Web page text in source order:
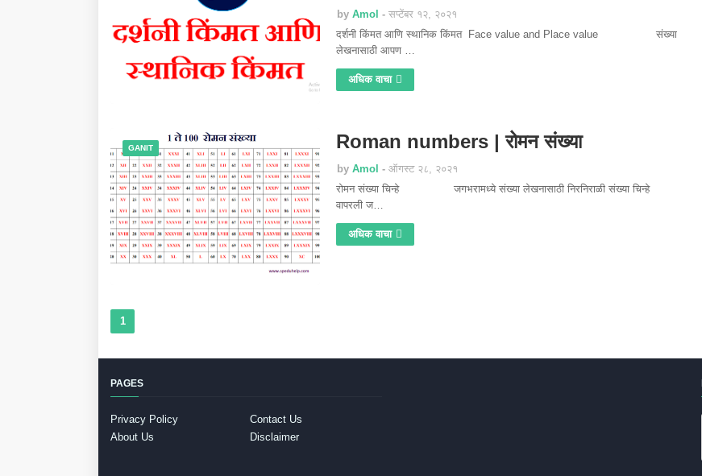
by Amol
सप्टेंबर १२, २०२१
दर्शनी किंमत आणि स्थानिक किंमत Face value and Place value संख्या
लेखनासाठी आपण …
अधिक वाचा
GANIT Roman numbers | रोमन संख्या
by Amol
ऑगस्ट २८, २०२१
रोमन संख्या चिन्हे जगभरामध्ये संख्या लेखनासाठी निरनिराळी संख्या चिन्हे
वापरली ज…
अधिक वाचा
1
PAGES
Privacy Policy
Contact Us
About Us
Disclaimer